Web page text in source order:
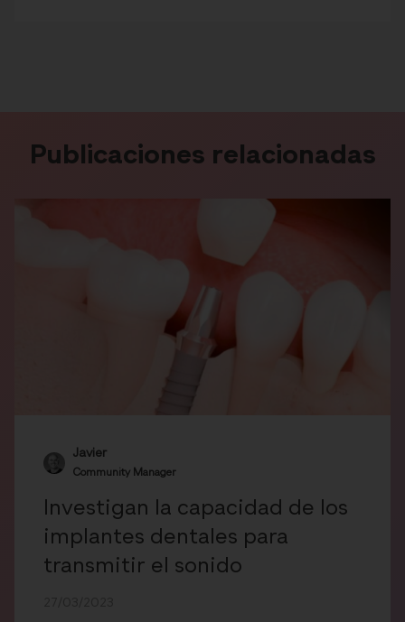
Publicaciones relacionadas
Javier
Community Manager
Investigan la capacidad de los
implantes dentales para
transmitir el sonido